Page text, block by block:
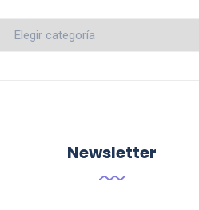
Busca
Newsletter